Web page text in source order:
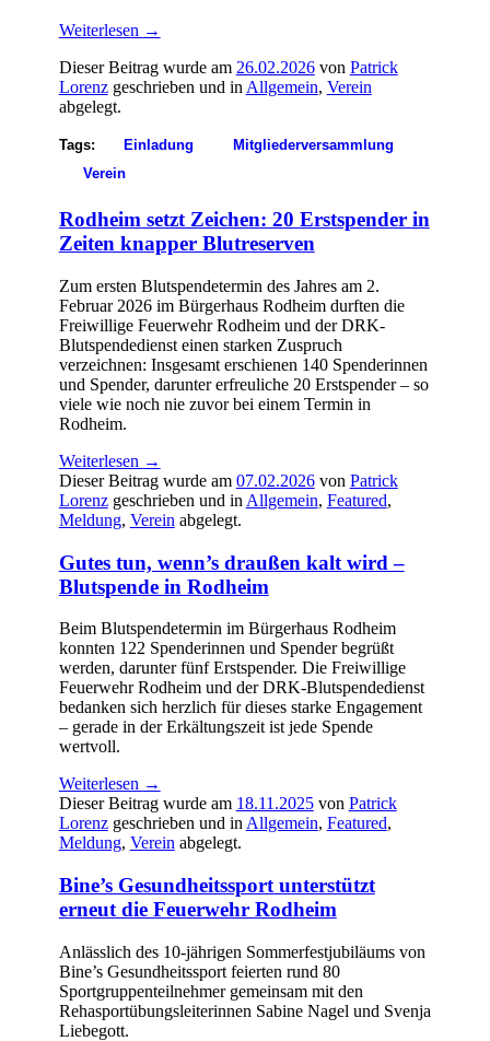
Weiterlesen →
Dieser Beitrag wurde am 26.02.2026von Patrick
Lorenzgeschrieben und in Allgemein, Verein
abgelegt.
Tags: Einladung
Mitgliederversammlung
Verein
Rodheim setzt Zeichen: 20 Erstspender in
Zeiten knapper Blutreserven
Zum ersten Blutspendetermin des Jahres am 2.
Februar 2026 im Bürgerhaus Rodheim durften die
Freiwillige Feuerwehr Rodheim und der DRK-
Blutspendedienst einen starken Zuspruch
verzeichnen: Insgesamt erschienen 140 Spenderinnen
und Spender, darunter erfreuliche 20 Erstspender – so
viele wie noch nie zuvor bei einem Termin in
Rodheim.
Weiterlesen →
Dieser Beitrag wurde am 07.02.2026von Patrick
Lorenzgeschrieben und in Allgemein, Featured,
Meldung, Verein abgelegt.
Gutes tun, wenn’s draußen kalt wird –
Blutspende in Rodheim
Beim Blutspendetermin im Bürgerhaus Rodheim
konnten 122 Spenderinnen und Spender begrüßt
werden, darunter fünf Erstspender. Die Freiwillige
Feuerwehr Rodheim und der DRK-Blutspendedienst
bedanken sich herzlich für dieses starke Engagement
– gerade in der Erkältungszeit ist jede Spende
wertvoll.
Weiterlesen →
Dieser Beitrag wurde am 18.11.2025von Patrick
Lorenzgeschrieben und inAllgemein, Featured,
Meldung, Vereinabgelegt.
Bine’s Gesundheitssport unterstützt
erneut die Feuerwehr Rodheim
Anlässlich des 10-jährigen Sommerfestjubiläums von
Bine’s Gesundheitssport feierten rund 80
Sportgruppenteilnehmer gemeinsam mit den
Rehasportübungsleiterinnen Sabine Nagel und Svenja
Liebegott.